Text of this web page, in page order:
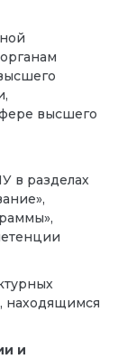
высшего
в разделах
находящимся
и